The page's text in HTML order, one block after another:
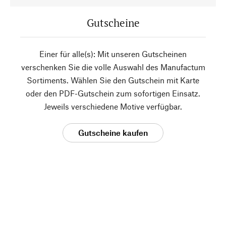
Gutscheine
Einer für alle(s): Mit unseren Gutscheinen
verschenken Sie die volle Auswahl des Manufactum
Sortiments. Wählen Sie den Gutschein mit Karte
oder den PDF-Gutschein zum sofortigen Einsatz.
Jeweils verschiedene Motive verfügbar.
Gutscheine kaufen